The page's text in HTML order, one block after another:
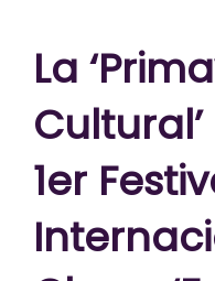
Areas municipales
Tramita
La
1er